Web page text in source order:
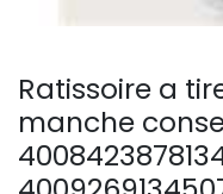
Ratissoire a
manche